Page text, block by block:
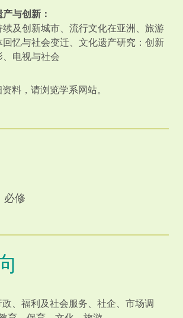
与创新：
及创新城市、流行文化在亚洲、旅游
忆与社会变迁、文化遗产研究：创新
电视与社会
料，请浏览学系网站。
必修
、福利及社会服务、社企、市场调